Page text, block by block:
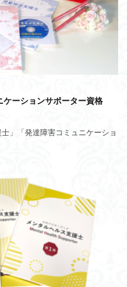
ケーションサポーター資格
」「発達障害コミュニケーショ